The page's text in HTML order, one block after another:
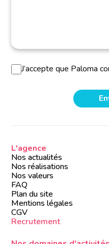
J’accepte que Paloma
L'agence
Nos actualités
Nos réalisations
Nos valeurs
FAQ
Plan du site
Mentions légales
CGV
Recrutement